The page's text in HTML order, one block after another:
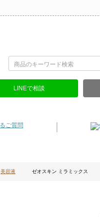
LINEで相談
美容液 ゼオスキン ミラミックス